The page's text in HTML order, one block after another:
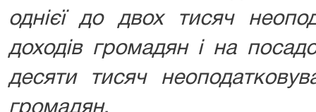
однієї до двох тисяч
доходів громадян і на
десяти тисяч
громадян.